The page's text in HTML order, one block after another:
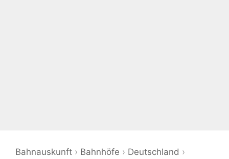
Bahnauskunft › Bahnhöfe › Deutschland ›